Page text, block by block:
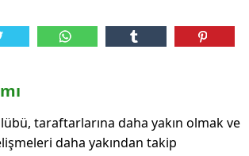
taraftarlarına daha yakın olmak ve
daha yakından takip